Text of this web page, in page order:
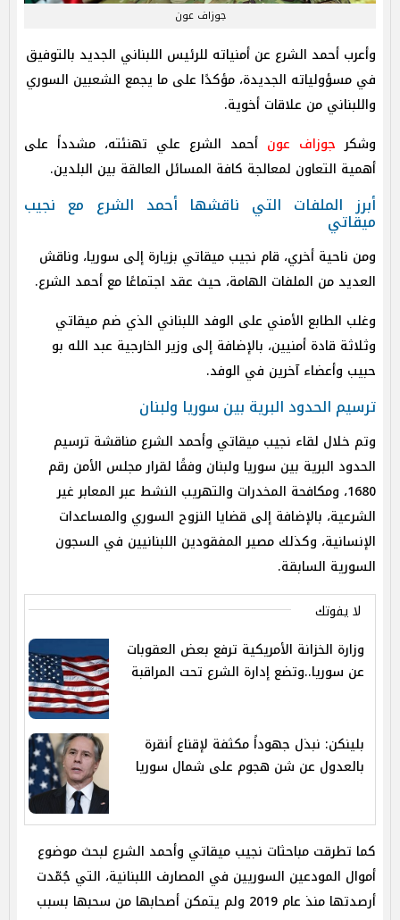
جوزاف عون
وأعرب أحمد الشرع عن أمنياته للرئيس اللبناني الجديد بالتوفيق
في مسؤولياته الجديدة، مؤكدًا على ما يجمع الشعبين السوري
واللبناني من علاقات أخوية.
وشكر جوزاف عون أحمد الشرع علي تهنئته، مشدداً على
أهمية التعاون لمعالجة كافة المسائل العالقة بين البلدين.
أبرز الملفات التي ناقشها أحمد الشرع مع نجيب
ميقاتي
ومن ناحية أخري، قام نجيب ميقاتي بزيارة إلى سوريا، وناقش
العديد من الملفات الهامة، حيث عقد اجتماعًا مع أحمد الشرع.
وغلب الطابع الأمني على الوفد اللبناني الذي ضم ميقاتي
وثلاثة قادة أمنيين، بالإضافة إلى وزير الخارجية عبد الله بو
حبيب وأعضاء آخرين في الوفد.
ترسيم الحدود البرية بين سوريا ولبنان
وتم خلال لقاء نجيب ميقاتي وأحمد الشرع مناقشة ترسيم
الحدود البرية بين سوريا ولبنان وفقًا لقرار مجلس الأمن رقم
1680، ومكافحة المخدرات والتهريب النشط عبر المعابر غير
الشرعية، بالإضافة إلى قضايا النزوح السوري والمساعدات
الإنسانية، وكذلك مصير المفقودين اللبنانيين في السجون
السورية السابقة.
لا يفوتك
وزارة الخزانة الأمريكية ترفع بعض العقوبات
عن سوريا..وتضع إدارة الشرع تحت المراقبة
بلينكن: نبذل جهوداً مكثفة لإقناع أنقرة
بالعدول عن شن هجوم على شمال سوريا
كما تطرقت مباحثات نجيب ميقاتي وأحمد الشرع لبحث موضوع
أموال المودعين السوريين في المصارف اللبنانية، التي جُمّدت
أرصدتها منذ عام 2019 ولم يتمكن أصحابها من سحبها بسبب